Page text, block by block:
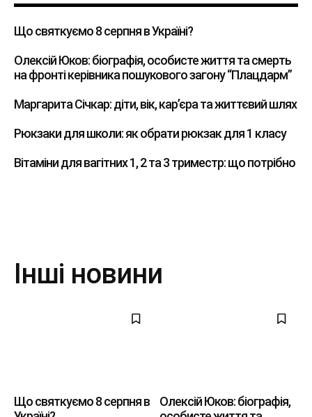
Що святкуємо 8 серпня в Україні?
Олексій Юков: біографія, особисте життя та смерть
на фронті керівника пошукового загону “Плацдарм”
Маргарита Січкар: діти, вік, кар’єра та життєвий шлях
Рюкзаки для школи: як обрати рюкзак для 1 класу
Вітаміни для вагітних 1, 2 та 3 триместр: що потрібно
Інші новини
Що святкуємо 8 серпня в
Олексій Юков: біографія,